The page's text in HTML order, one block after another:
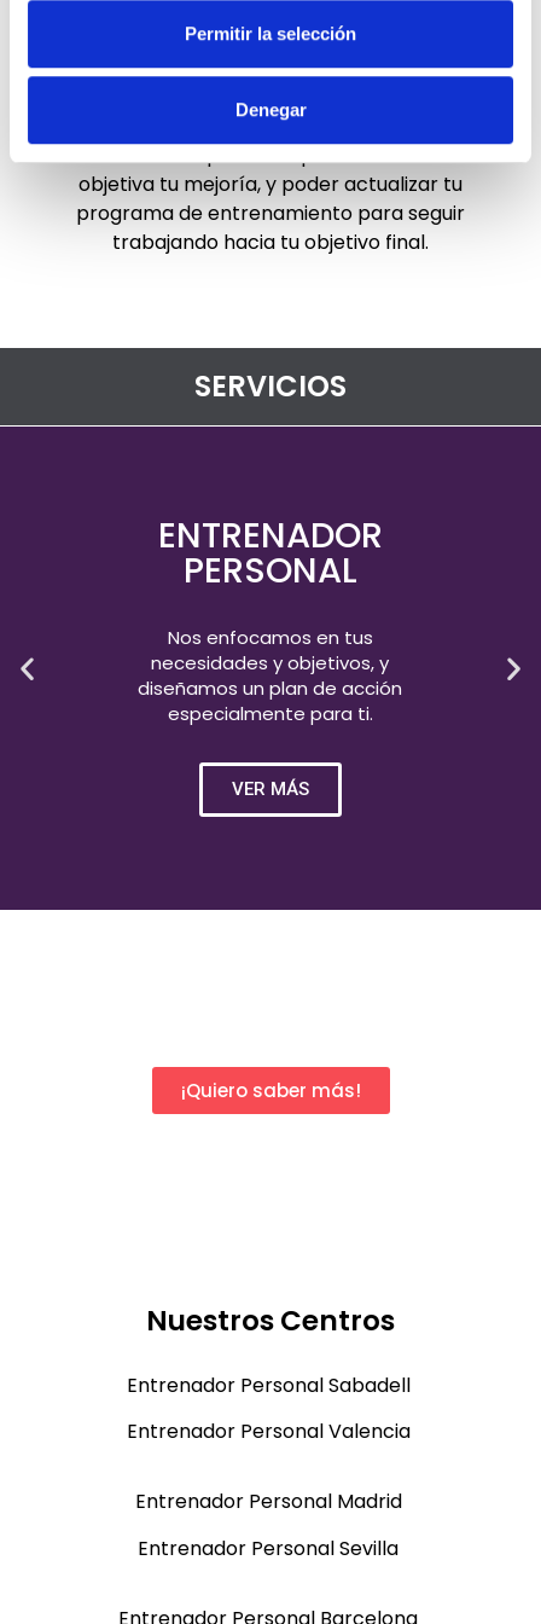
Permitir la selección
Denegar
RESULTADOS
Mensualmente, repetiremos las primeras
valoraciones para comprobar de forma
objetiva tu mejoría, y poder actualizar tu
programa de entrenamiento para seguir
trabajando hacia tu objetivo final.
SERVICIOS
ENTRENADOR
PERSONAL
Nos enfocamos en tus
necesidades y objetivos, y
diseñamos un plan de acción
especialmente para ti.
VER MÁS
¡Quiero saber más!
Nuestros Centros
Entrenador Personal Sabadell
Entrenador Personal Valencia
Entrenador Personal Madrid
Entrenador Personal Sevilla